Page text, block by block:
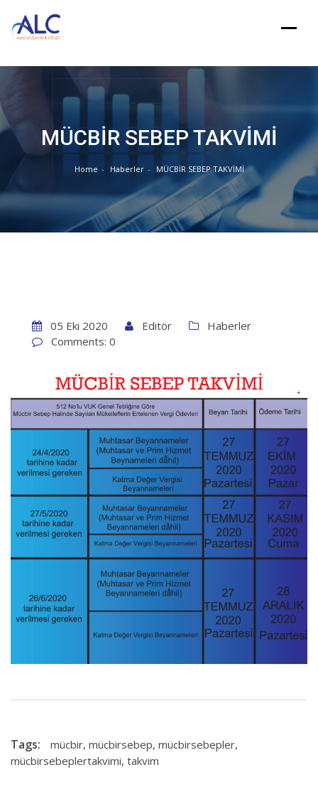
content
MÜCBİR SEBEP TAKVİMİ
Home Haberler MÜCBİR SEBEP TAKVİMİ
05 Eki 2020 Editör
Haberler
Comments: 0
Tags: mücbir, mücbirsebep, mücbirsebepler,
mücbirsebeplertakvimi, takvim